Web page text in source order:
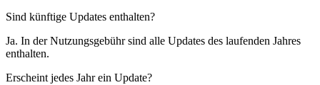
Sind künftige Updates enthalten?
Ja. In der Nutzungsgebühr sind alle Updates des laufenden Jahres
enthalten.
Erscheint jedes Jahr ein Update?